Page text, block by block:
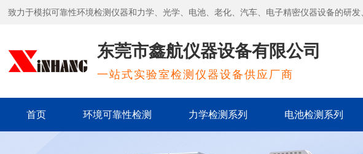
致力于模拟可靠性环境检测仪器和力学、光学、电池、老化、汽车、电子精密仪器设备的研
东莞市鑫航仪器设备有限公司
一站式实验室检测仪器设备供应厂商
首页 环境可靠性检测 力学检测系列 电池检测系列